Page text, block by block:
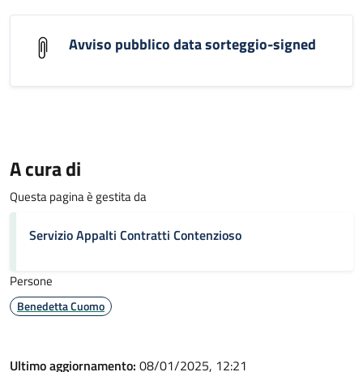
Avviso pubblico data sorteggio-signed
A cura di
Questa pagina è gestita da
Servizio Appalti Contratti Contenzioso
Persone
Benedetta Cuomo
Ultimo aggiornamento: 08/01/2025, 12:21